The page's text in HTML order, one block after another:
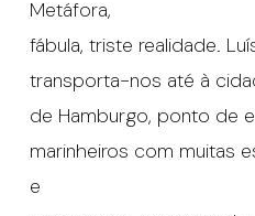
Metáfora,
fábula, triste realidade.
transporta-nos até à
de Hamburgo, ponto de
marinheiros com muitas
e